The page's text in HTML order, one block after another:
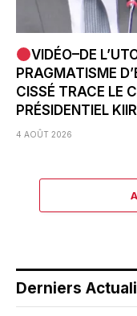
VIDÉO–DE
PRAGMATISME
CISSÉ TRACE LE
PRÉSIDENTIEL
4 AOÛT 2026
Derniers